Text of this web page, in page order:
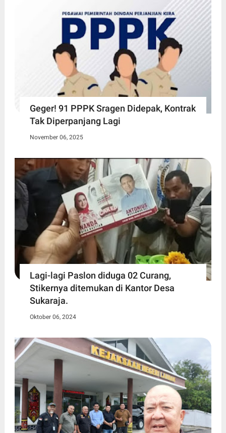
Geger! 91 PPPK Sragen Didepak, Kontrak
Tak Diperpanjang Lagi
November 06, 2025
Lagi-lagi Paslon diduga 02 Curang,
Stikernya ditemukan di Kantor Desa
Sukaraja.
Oktober 06, 2024